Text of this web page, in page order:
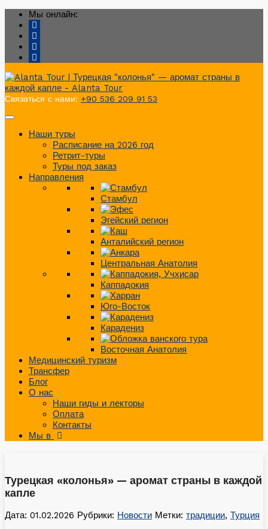
Мы онлайн:
Связаться с нами: +90 536 209 91 53
Наши туры
Расписание на 2026 год
Ретрит-туры
Туры под заказ
Направления
Стамбул
Эгейский регион
Анталийский регион
Центральная Анатолия
Каппадокия
Юго-Восток
Карадениз
Восточная Анатолия
Медицинский туризм
Трансфер
Блог
О нас
Наши гиды и лекторы
Оплата
Контакты
Мы в
Турецкая «колонья» — аромат страны в каждой
капле
Дата: 01.02.2026 Рубрики: Новости Метки: традиции, Турция